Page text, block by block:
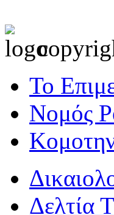
Το
Νομός
Δελτία